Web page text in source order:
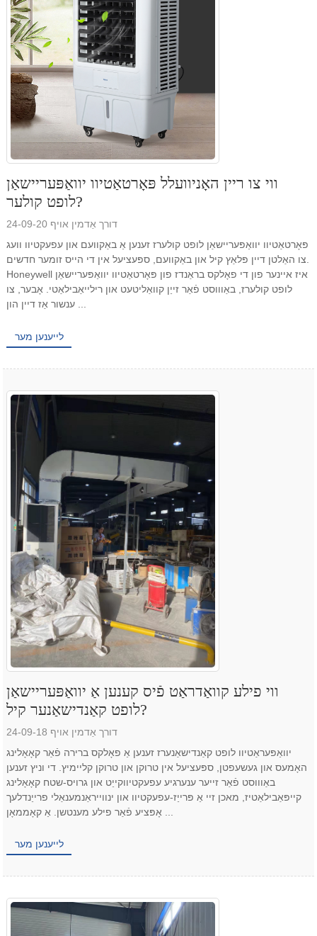
ווי צו ריין האָניוועלל פּאָרטאַטיוו יוואַפּעריישאַן
לופט קולער?
דורך אַדמין אויף 24-09-20
פּאָרטאַטיוו יוואַפּעריישאַן לופט קולערז זענען אַ באַקוועם און עפעקטיוו וועג
צו האַלטן דיין פּלאַץ קיל און באַקוועם, ספּעציעל אין די הייס זומער חדשים.
Honeywell איז איינער פון די פאָלקס בראַנדז פון פּאָרטאַטיוו יוואַפּעריישאַן
לופט קולערז, באַוווסט פֿאַר זייַן קוואַליטעט און רילייאַבילאַטי. אָבער, צו
ענשור אַז דיין הון ...
לייענען מער
ווי פילע קוואַדראַט פֿיס קענען אַ יוואַפּעריישאַן
לופט קאַנדישאַנער קיל?
דורך אַדמין אויף 24-09-18
יוואַפּעראַטיוו לופט קאַנדישאַנערז זענען אַ פאָלקס ברירה פֿאַר קאָאָלינג
האָמעס און געשעפטן, ספּעציעל אין טרוקן און טרוקן קליימיץ. די וניץ זענען
באַוווסט פֿאַר זייער ענערגיע עפעקטיווקייַט און גרויס-שטח קאָאָלינג
קייפּאַבילאַטיז, מאכן זיי אַ פּרייַז-עפעקטיוו און ינווייראַנמענאַלי פרייַנדלעך
לייענען מער